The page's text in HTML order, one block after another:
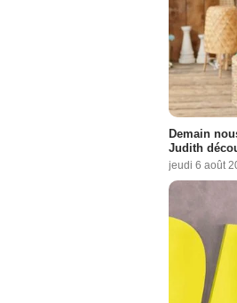
Demain
Judith
jeudi 6 août